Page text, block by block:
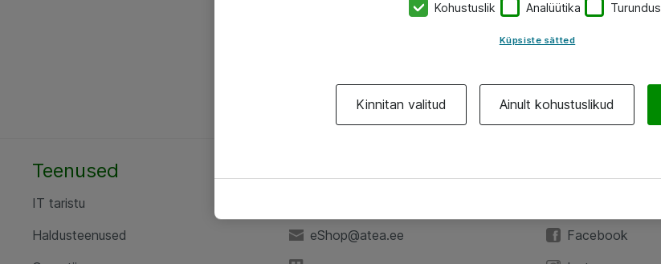
Teenused
IT taristu
Haldusteenused
eShop@atea.ee
Facebook
Kohustuslik Analüütika Turundus
Küpsiste sätted
Kinnitan valitud Ainult kohustuslikud